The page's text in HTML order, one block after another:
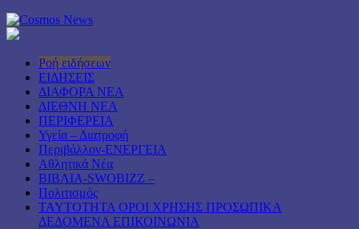
Ροή ειδήσεων
ΕΙΔΗΣΕΙΣ
ΔΙΑΦΟΡΑ ΝΕΑ
ΔΙΕΘΝΗ ΝΕΑ
ΠΕΡΙΦΕΡΕΙΑ
Υγεία – Διατροφή
Περιβάλλον-ΕΝΕΡΓΕΙΑ
Αθλητικά Νέα
ΒΙΒΛΙΑ-SWOBIZZ –
Πολιτισμός
TAYTOTHTA ΟΡΟΙ ΧΡΗΣΗΣ ΠΡΟΣΩΠΙΚΑ
ΔΕΔΟΜΕΝΑ ΕΠΙΚΟΙΝΩΝΙΑ